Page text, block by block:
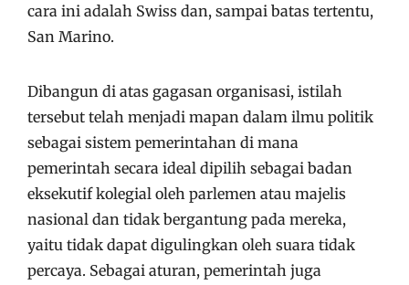
cara ini adalah Swiss dan, sampai batas tertentu,
San Marino.
Dibangun di atas gagasan organisasi, istilah
tersebut telah menjadi mapan dalam ilmu politik
sebagai sistem pemerintahan di mana
pemerintah secara ideal dipilih sebagai badan
eksekutif kolegial oleh parlemen atau majelis
nasional dan tidak bergantung pada mereka,
yaitu tidak dapat digulingkan oleh suara tidak
percaya. Sebagai aturan, pemerintah juga